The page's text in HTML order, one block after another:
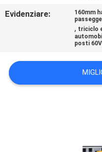
CONTATTICI
NOTIZIE
Evidenziare:
160mm
, triciclo
posti 60V